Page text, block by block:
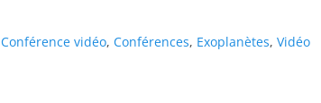
Conférence vidéo, Conférences, Exoplanètes, Vidéo